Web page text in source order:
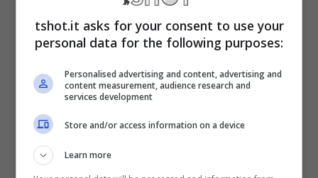
comunicato ufficiale.
Anche Kostas Manolas ha salutato lo
suo addio
potrebbe rappresentare un’occasione in
tshot.it asks for your consent to use your
personal data for the following purposes:
Personalised advertising and content, advertising and
content measurement, audience research and
services development
Store and/or access information on a device
Learn more